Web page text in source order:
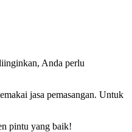
Anda perlu
jasa pemasangan. Untuk
pintu yang baik!